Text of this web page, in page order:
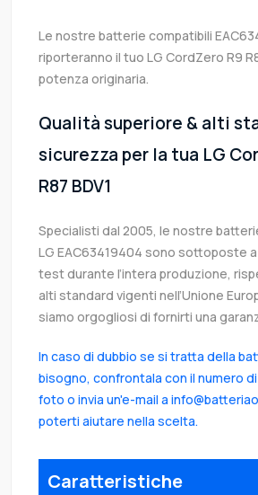
Le nostre batterie compatibili
riporteranno il tuo LG CordZero R9
potenza originaria.
Qualità superiore & alti
sicurezza per la tua LG
R87 BDV1
Specialisti dal 2005, le nostre
LG EAC63419404 sono sottoposte
test durante l’intera produzione,
alti standard vigenti nell’Unione
siamo orgogliosi di fornirti una
In caso di dubbio se si tratta della
bisogno, confrontala con il numero
foto o invia un'e-mail a
poterti aiutare nella scelta.
Caratteristiche